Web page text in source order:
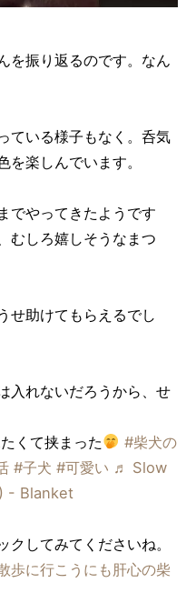
を振り返るのです。なん
ている様子もなく。呑気
楽しんでいます。
でやってきたようです
むしろ嬉しそうなまつ
せ助けてもらえるでし
入れないだろうから、せ
くて挟まった
#柴犬の
#子犬 #可愛い ♬ Slow
- Blanket
クしてみてくださいね。
歩に行こうにも肝心の柴